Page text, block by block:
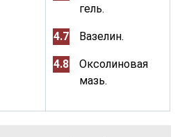
гель.
Вазелин.
Оксолиновая
мазь.